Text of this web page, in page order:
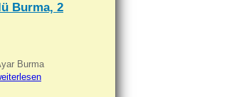
Burma, 2
Burma